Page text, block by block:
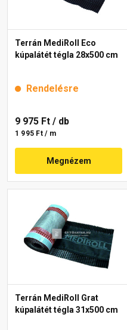
Terrán MediRoll Eco
kúpalátét tégla 28x500 cm
Rendelésre
9 975 Ft / db
1 995 Ft / m
Megnézem
Terrán MediRoll Grat
kúpalátét tégla 31x500 cm